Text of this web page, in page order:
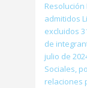
admitidos
excluidos
de
julio de
Sociales,
relaciones